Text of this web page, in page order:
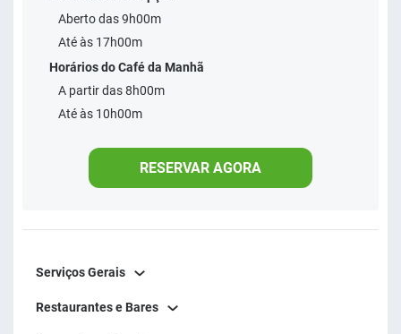
Aberto das 9h00m
Até às 17h00m
Horários do Café da Manhã
A partir das 8h00m
Até às 10h00m
RESERVAR AGORA
Serviços Gerais
Restaurantes e Bares